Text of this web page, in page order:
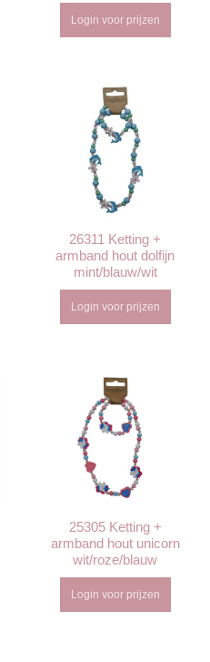
Login voor prijzen
26311 Ketting +
armband hout dolfijn
mint/blauw/wit
Login voor prijzen
25305 Ketting +
armband hout unicorn
wit/roze/blauw
Login voor prijzen